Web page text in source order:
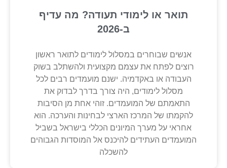
תואר או לימודי תעודה? מה עדיף
ב-2026
אנשים שבוחרים במסלול לימודים לתואר ראשון
רוצים לפתח את עצמם מקצועית ולהשתלב בשוק
העבודה או באקדמיה. ישנם מועמדים רבים לכל
מסלול לימודים, היה צורך בדרך לבדוק את
התאמתם של המועמדים. זוהי אחת מן הסיבות
להקמתו של המרכז הארצי לבחינות והערכה. הוא
אחראי על מערך המיונים הכללי בישראל בשביל
המועמדים העתידים להיכנס אל המוסדות הגבוהים
להשכלה